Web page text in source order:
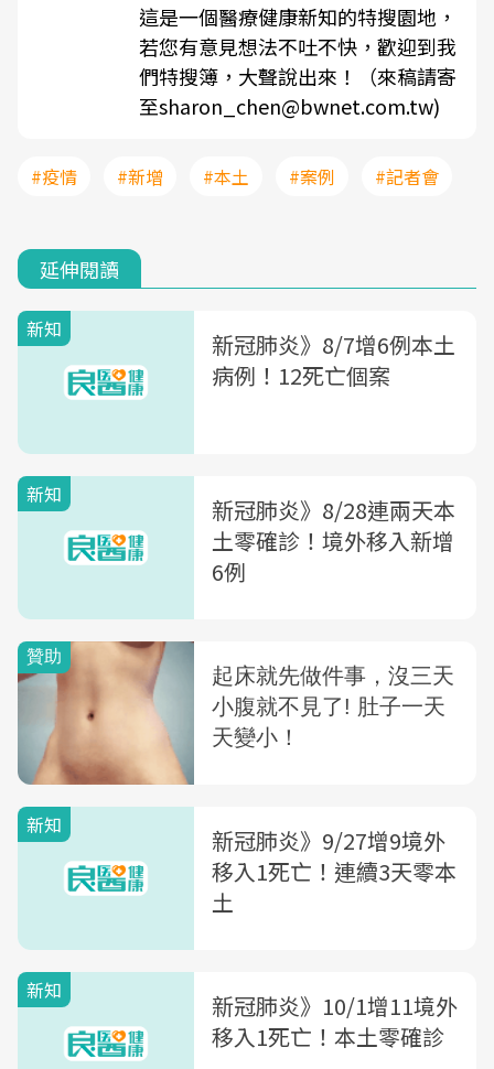
這是一個醫療健康新知的特搜園地，
若您有意見想法不吐不快，歡迎到我
們特搜簿，大聲說出來！（來稿請寄
至sharon_chen@bwnet.com.tw)
#疫情 #新增 #本土 #案例 #記者會
延伸閱讀
新知
新冠肺炎》8/7增6例本土
病例！12死亡個案
新知
新冠肺炎》8/28連兩天本
土零確診！境外移入新增
6例
新知
新冠肺炎》9/27增9境外
移入1死亡！連續3天零本
土
新知
新冠肺炎》10/1增11境外
移入1死亡！本土零確診